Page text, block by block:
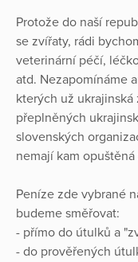
Protože do naší
se zvířaty, rádi
veterinární péčí,
atd. Nezapomínáme
kterých už
přeplněných
slovenských
nemají kam
Peníze zde vybrané
budeme směřovat:
- přímo do útulků a
- do prověřených